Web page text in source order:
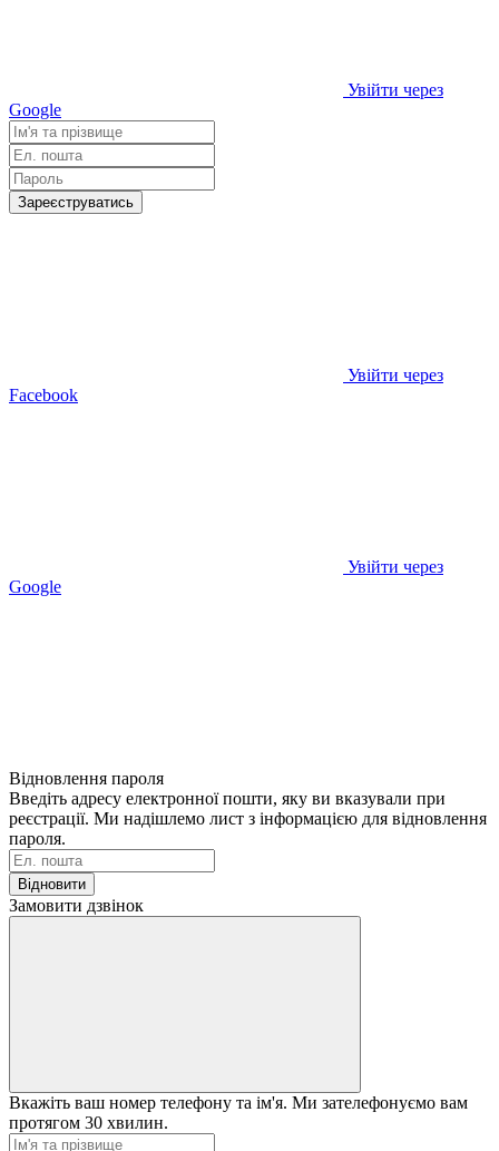
Увійти через
Google
Зареєструватись
Увійти через
Facebook
Увійти через
Google
Відновлення пароля
Введіть адресу електронної пошти, яку ви вказували при
реєстрації. Ми надішлемо лист з інформацією для відновлення
пароля.
Відновити
Замовити дзвінок
Вкажіть ваш номер телефону та ім'я. Ми зателефонуємо вам
протягом 30 хвилин.